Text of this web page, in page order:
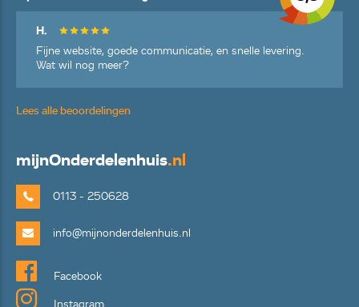
H.
Fijne website, goede communicatie, en snelle levering.
Wat wil nog meer?
Lees alle beoordelingen
mijnOnderdelenhuis.nl
0113 - 250628
info@mijnonderdelenhuis.nl
Facebook